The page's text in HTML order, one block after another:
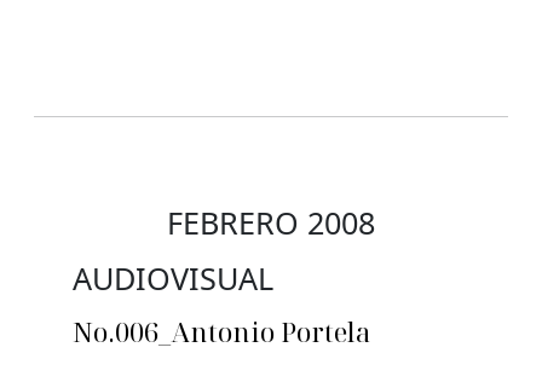
FEBRERO 2008
AUDIOVISUAL
No.006_Antonio Portela